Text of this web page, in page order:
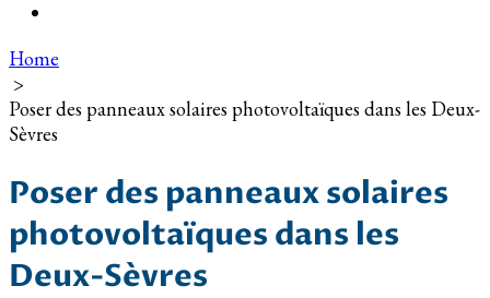
Home
>
Poser des panneaux solaires photovoltaïques dans les Deux-
Sèvres
Poser des panneaux solaires
photovoltaïques dans les
Deux-Sèvres